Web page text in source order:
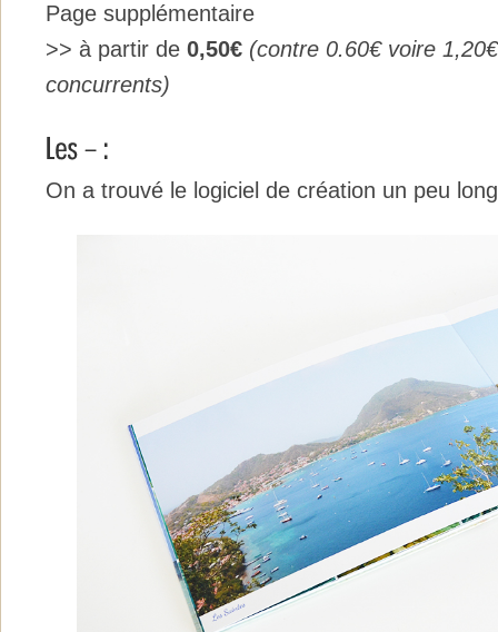
Page supplémentaire
>> à partir de 0,50€ (contre 0.60€ voire
concurrents)
On a trouvé le logiciel de création un peu long